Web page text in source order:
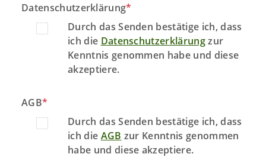
Datenschutzerklärung*
Durch das Senden bestätige ich, dass
ich die Datenschutzerklärungzur
Kenntnis genommen habe und diese
akzeptiere.
AGB*
Durch das Senden bestätige ich, dass
ich die AGB zur Kenntnis genommen
habe und diese akzeptiere.